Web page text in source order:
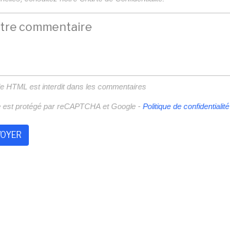
HTML est interdit dans les commentaires
est protégé par reCAPTCHA et Google - Politique de confidentialité